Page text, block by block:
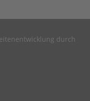
durch